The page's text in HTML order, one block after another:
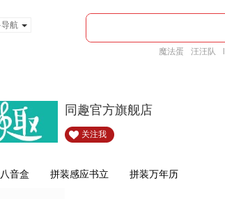
航
魔法蛋 汪汪队
同趣官方旗舰店
关注我
音盒 拼装感应书立 拼装万年历